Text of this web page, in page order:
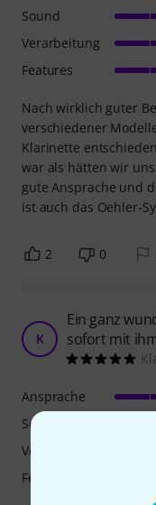
Nach wirklich guter
verschiedener
Klarinette
war als hätten wir
gute Ansprache und
ist auch das Oehler-
Sound
Verarbeitung
Features
2 0
K
Ein ganz
sofort mit
Ansprache
Sound
Verarbeitung
Features